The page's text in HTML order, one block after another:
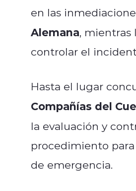
en las
Alemana, mientras
controlar el
Hasta el lugar
Compañías del
la evaluación y
procedimiento
de emergencia.